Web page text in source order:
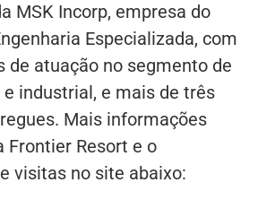
MSK Incorp, empresa do
Especializada, com
de atuação no segmento de
industrial, e mais de três
Mais informações
Frontier Resort e o
visitas no site abaixo: